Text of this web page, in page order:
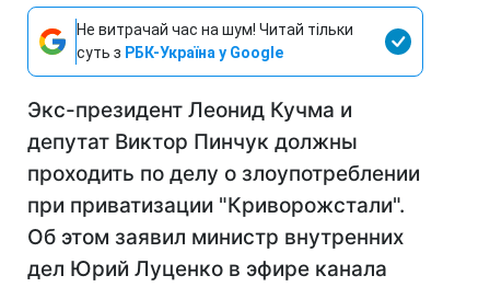
Не витрачай час на шум! Читай тільки
суть з РБК-Україна у Google
Экс-президент Леонид Кучма и
депутат Виктор Пинчук должны
проходить по делу о злоупотреблении
при приватизации "Криворожстали".
Об этом заявил министр внутренних
дел Юрий Луценко в эфире канала